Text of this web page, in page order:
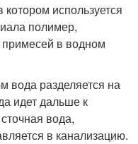
используется
полимер,
в водном
разделяется на
идет дальше к
вода,
в канализацию.